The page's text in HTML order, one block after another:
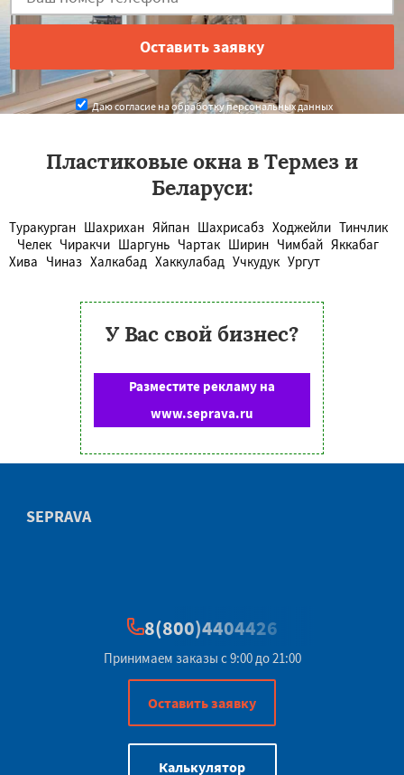
Даю согласие на обработку персональных данных
Пластиковые окна в Термез и
Беларуси:
Туракурган Шахрихан Яйпан Шахрисабз Ходжейли Тинчлик
Челек Чиракчи Шаргунь Чартак Ширин Чимбай Яккабаг
Хива Чиназ Халкабад Хаккулабад Учкудук Ургут
У Вас свой бизнес?
Разместите рекламу на
www.seprava.ru
SEPRAVA
8(800)4404426
Принимаем заказы с 9:00 до 21:00
Оставить заявку
Калькулятор